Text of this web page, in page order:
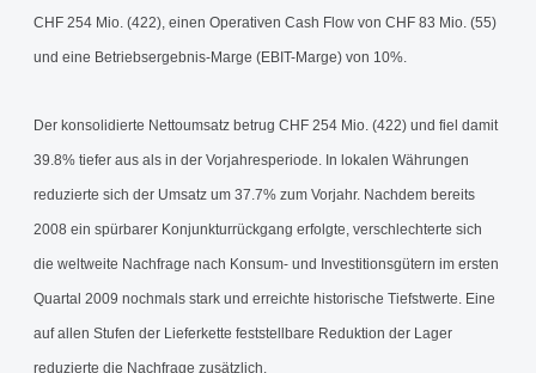
CHF 254 Mio. (422), einen Operativen Cash Flow von CHF 83 Mio. (55)
und eine Betriebsergebnis-Marge (EBIT-Marge) von 10%.
Der konsolidierte Nettoumsatz betrug CHF 254 Mio. (422) und fiel damit
39.8% tiefer aus als in der Vorjahresperiode. In lokalen Währungen
reduzierte sich der Umsatz um 37.7% zum Vorjahr. Nachdem bereits
2008 ein spürbarer Konjunkturrückgang erfolgte, verschlechterte sich
die weltweite Nachfrage nach Konsum- und Investitionsgütern im ersten
Quartal 2009 nochmals stark und erreichte historische Tiefstwerte. Eine
auf allen Stufen der Lieferkette feststellbare Reduktion der Lager
reduzierte die Nachfrage zusätzlich.